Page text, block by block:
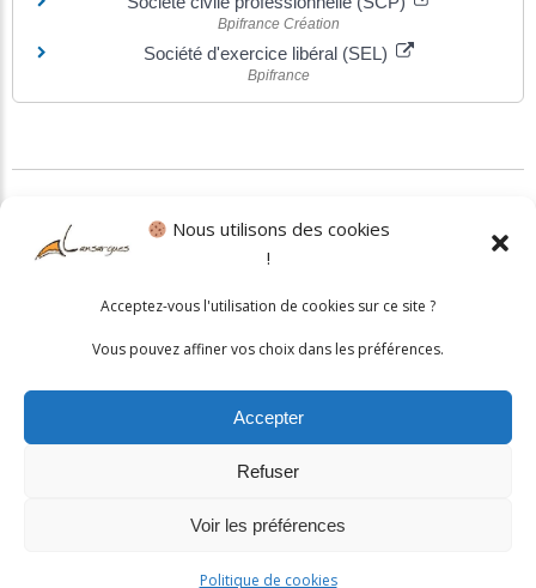
Nous utilisons des cookies
!
Acceptez-vous l'utilisation de cookies sur ce site ?
Vous pouvez affiner vos choix dans les préférences.
Accepter
Refuser
Voir les préférences
Politique de cookies
Bpifrance Création
Société d'exercice libéral (SEL)
Bpifrance
Politique cookies•Mentions légales